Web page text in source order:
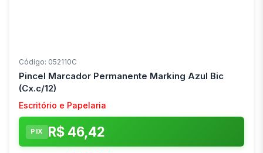
Código: 052110C
Pincel Marcador Permanente Marking Azul Bic
(Cx.c/12)
Escritório e Papelaria
PIX R$ 46,42